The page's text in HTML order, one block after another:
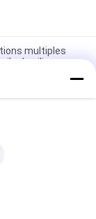
multiples
de silicone
2600W 15KHZ